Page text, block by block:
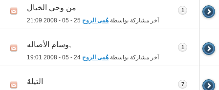
من وحي الخيال
آخر مشاركة بواسطة هُمى الروح 21:09
1
,وسام الأصاله
آخر مشاركة بواسطة هُمى الروح 19:01
1
التيلهْ 7